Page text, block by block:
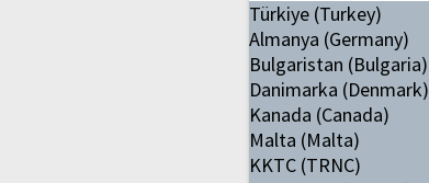
Türkiye (Turkey)
Almanya (Germany)
Bulgaristan (Bulgaria)
Danimarka (Denmark)
Kanada (Canada)
Malta (Malta)
KKTC (TRNC)